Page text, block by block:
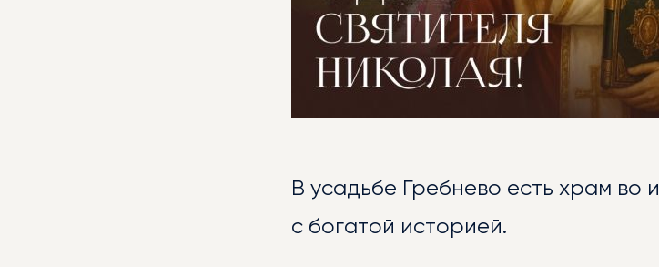
В усадьбе Гребнево есть храм
с богатой историей.